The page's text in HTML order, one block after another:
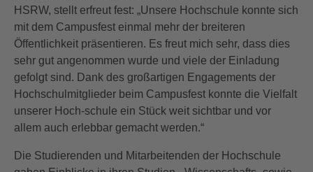
HSRW, stellt erfreut fest: „Unsere Hochschule konnte sich
mit dem Campusfest einmal mehr der breiteren
Öffentlichkeit präsentieren. Es freut mich sehr, dass dies
sehr gut angenommen wurde und viele der Einladung
gefolgt sind. Dank des großartigen Engagements der
Hochschulmitglieder beim Campusfest konnte die Vielfalt
unserer Hoch-schule ein Stück weit sichtbar und vor
allem auch erlebbar gemacht werden.“
Die Studierenden und Mitarbeitenden der Hochschule